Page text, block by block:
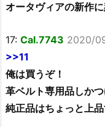
オータヴィアの新作
17: Cal.7743 2020/
>>11
俺は買うぞ！
革ベルト専用品しか
純正品はちょっと上